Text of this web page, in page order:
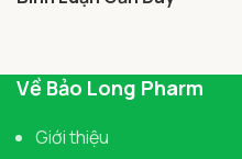
Về Bảo Long Pharm
Giới thiệu